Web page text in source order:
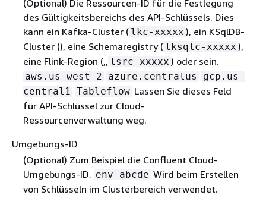
(Optional) Die Ressourcen-ID für die Festlegung
des Gültigkeitsbereichs des API-Schlüssels. Dies
kann ein Kafka-Cluster ( lkc-xxxxx ), ein KSqlDB-
Cluster (), eine Schemaregistry ( lksqlc-xxxxx ),
eine Flink-Region (,, lsrc-xxxxx ) oder sein.
aws.us-west-2 azure.centralus
gcp.us-
central1 Tableflow Lassen Sie dieses Feld
für API-Schlüssel zur Cloud-
Ressourcenverwaltung weg.
Umgebungs-ID
(Optional) Zum Beispiel die Confluent Cloud-
Umgebungs-ID. env-abcde Wird beim Erstellen
von Schlüsseln im Clusterbereich verwendet.